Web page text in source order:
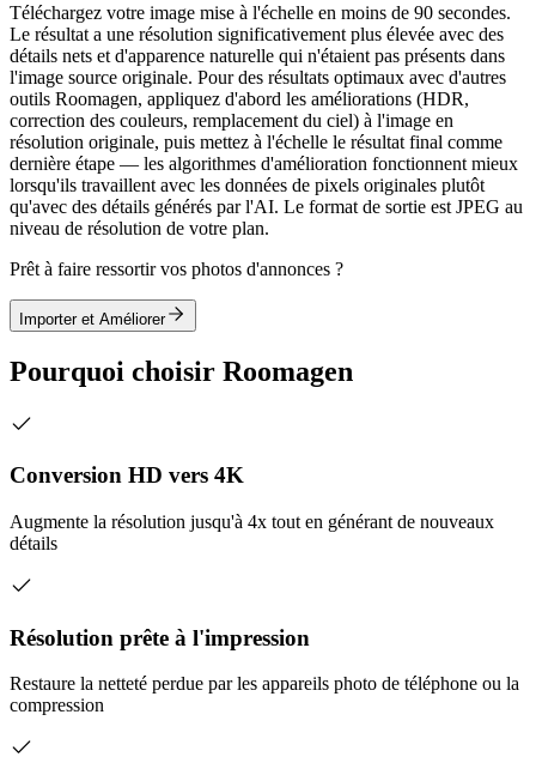
Téléchargez votre image mise à l'échelle en moins de 90 secondes.
Le résultat a une résolution significativement plus élevée avec des
détails nets et d'apparence naturelle qui n'étaient pas présents dans
l'image source originale. Pour des résultats optimaux avec d'autres
outils Roomagen, appliquez d'abord les améliorations (HDR,
correction des couleurs, remplacement du ciel) à l'image en
résolution originale, puis mettez à l'échelle le résultat final comme
dernière étape — les algorithmes d'amélioration fonctionnent mieux
lorsqu'ils travaillent avec les données de pixels originales plutôt
qu'avec des détails générés par l'AI. Le format de sortie est JPEG au
niveau de résolution de votre plan.
Prêt à faire ressortir vos photos d'annonces ?
Importer et Améliorer
Pourquoi choisir Roomagen
Conversion HD vers 4K
Augmente la résolution jusqu'à 4x tout en générant de nouveaux
détails
Résolution prête à l'impression
Restaure la netteté perdue par les appareils photo de téléphone ou la
compression